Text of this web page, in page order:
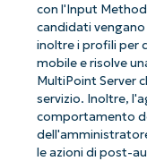
con l'Input
candidati
inoltre i profili per
mobile e risolve
MultiPoint Server
servizio. Inoltre,
comportamento
le azioni di post-